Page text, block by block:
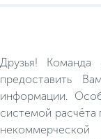
Друзья! Команда
предоставить
информации.
системой расчёта